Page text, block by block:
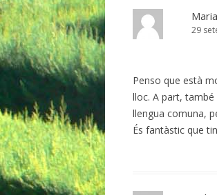
29
Penso que està
lloc. A part,
llengua comuna,
És fantàstic que